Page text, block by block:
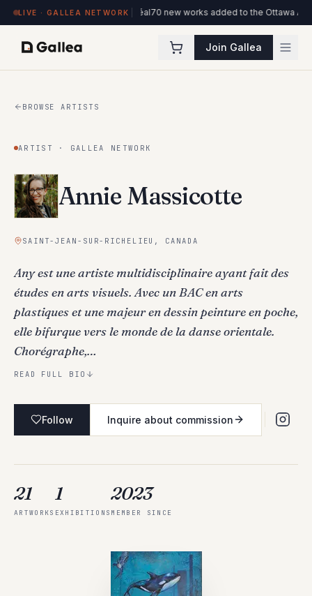
LIVE · GALLEA NETWORK
· Montréal70 new works added to the Ottawa Artists collectionNew
Join Gallea
BROWSE ARTISTS
ARTIST · GALLEA NETWORK
Annie Massicotte
SAINT-JEAN-SUR-RICHELIEU, CANADA
Any est une artiste multidisciplinaire ayant fait des
études en arts visuels. Avec un BAC en arts
plastiques et une majeur en dessin peinture en poche,
elle bifurque vers le monde de la danse orientale.
Chorégraphe,…
READ FULL BIO
Follow Inquire about commission
21
ARTWORKS
1
EXHIBITIONS
2023
MEMBER SINCE